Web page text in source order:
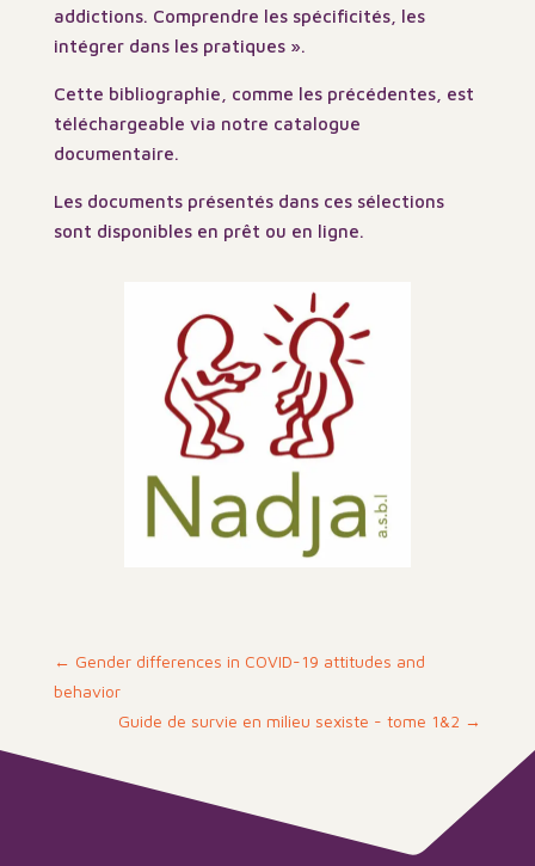
addictions. Comprendre les spécificités, les
intégrer dans les pratiques ».
Cette bibliographie, comme les précédentes, est
téléchargeable via notre catalogue
documentaire.
Les documents présentés dans ces sélections
sont disponibles en prêt ou en ligne.
← Gender differences in COVID-19 attitudes and
behavior
Guide de survie en milieu sexiste - tome 1&2 →